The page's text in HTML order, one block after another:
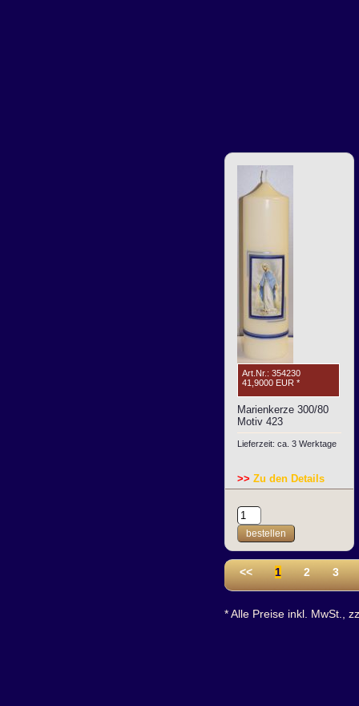
Art.Nr.: 354230
41,9000 EUR *
Marienkerze 300/80
Motiv 423
Lieferzeit: ca. 3 Werktage
>> Zu den Details
bestellen
<< 1 2 3
* Alle Preise inkl. MwSt.,